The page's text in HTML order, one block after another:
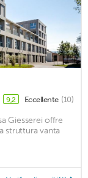
9,2 Eccellente (10)
Giesserei offre
struttura vanta